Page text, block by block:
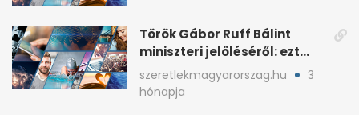
Török Gábor Ruff Bálint
miniszteri jelöléséről: ezt
írta a posztjában
szeretlekmagyarorszag.hu
3
hónapja